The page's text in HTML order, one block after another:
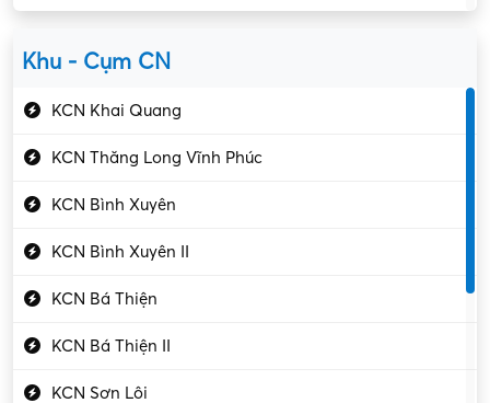
Kiểm soát chất lượng
Kỹ sư cơ khí
Kỹ sư điện
Kỹ thuật cao
Kỹ thuật mạng – IT
Làm bán thời gian
Lao động phổ thông
Lập trình – Phát triển
Luật – Công chứng
Khu - Cụm CN
KCN Khai Quang
KCN Thăng Long Vĩnh Phúc
KCN Bình Xuyên
KCN Bình Xuyên II
KCN Bá Thiện
KCN Bá Thiện II
KCN Sơn Lôi